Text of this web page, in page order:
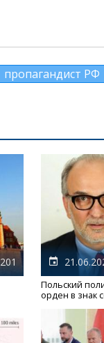
пропагандист РФ
201
Польский
орден в знак